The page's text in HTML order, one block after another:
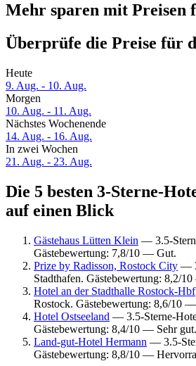
Mehr sparen mit
Überprüfe die Preise für
Heute
9. Aug. - 10. Aug.
Morgen
10. Aug. - 11. Aug.
Nächstes Wochenende
14. Aug. - 16. Aug.
In zwei Wochen
21. Aug. - 23. Aug.
Die 5 besten 3-Sterne-
auf einen Blick
Gästehaus Lütten Klein — 3.5-
Gästebewertung: 7,8/10 — Gut.
Prize by Radisson, Rostock City —
Stadthafen. Gästebewertung: 8,2/
Hotel an der Stadthalle Rostock-Hbf
Rostock. Gästebewertung: 8,6/10
Hotel Ostseeland — 3.5-Sterne-
Gästebewertung: 8,4/10 — Sehr gut.
Land-gut-Hotel Hermann — 3.5-
Gästebewertung: 8,8/10 —